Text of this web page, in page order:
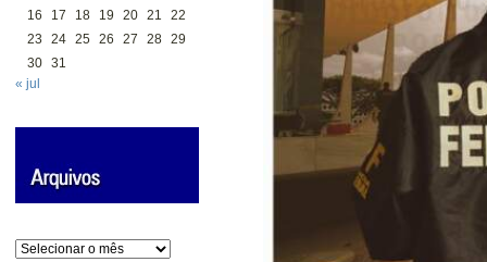
16
17 18 19 20 21
22
23
24 25 26 27 28 29
30 31
« jul
Arquivos